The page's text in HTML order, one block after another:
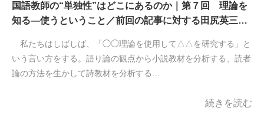
国語教師の“単独性”はどこにあるのか｜第７回 理論を
知る―使うということ／前回の記事に対する田尻英三…
私たちはしばしば、「◯◯理論を使用して△△を研究する」と
いう言い方をする。語り論の観点から小説教材を分析する、読者
論の方法を生かして詩教材を分析する…
続きを読む